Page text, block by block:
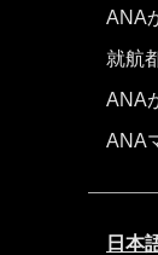
ANA
就航
ANA
ANA
日本